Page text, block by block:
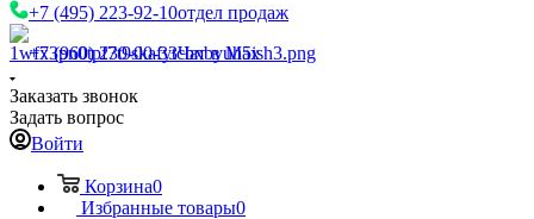
+7 (495) 223-92-10отдел продаж
+7 (960) 230-00-33Чат в Max
Заказать звонок
Задать вопрос
Войти
Корзина0
Избранные товары0